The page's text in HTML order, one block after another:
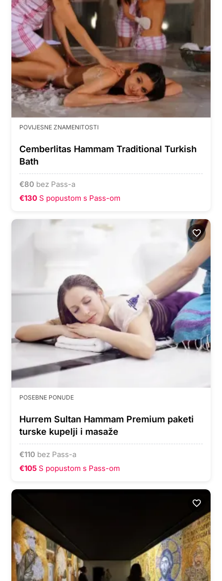
POVIJESNE ZNAMENITOSTI
Cemberlitas Hammam Traditional Turkish
Bath
€80 bez Pass-a
€130 S popustom s Pass-om
POSEBNE PONUDE
Hurrem Sultan Hammam Premium paketi
turske kupelji i masaže
€110 bez Pass-a
€105 S popustom s Pass-om